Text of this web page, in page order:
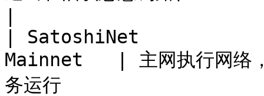
| SatoshiNet
Mainnet   | 主网执行网络，
务运行